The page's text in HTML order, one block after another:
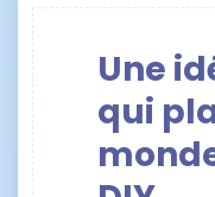
Une
qui